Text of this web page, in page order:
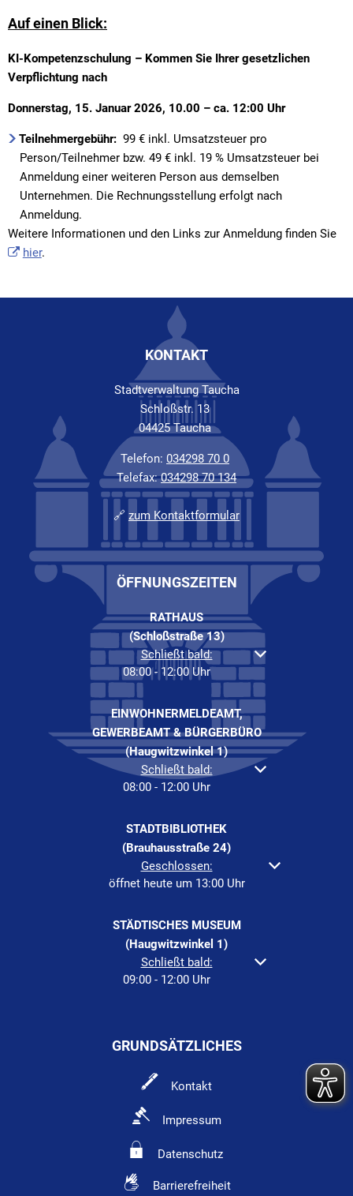
Auf einen Blick:
KI-Kompetenzschulung – Kommen Sie Ihrer gesetzlichen
Verpflichtung nach
Donnerstag, 15. Januar 2026, 10.00 – ca. 12:00 Uhr
Teilnehmergebühr: 99 € inkl. Umsatzsteuer pro
Person/Teilnehmer bzw. 49 € inkl. 19 % Umsatzsteuer bei
Anmeldung einer weiteren Person aus demselben
Unternehmen. Die Rechnungsstellung erfolgt nach
Anmeldung.
Weitere Informationen und den Links zur Anmeldung finden Sie
hier.
KONTAKT
Stadtverwaltung Taucha
Schloßstr. 13
04425 Taucha
Telefon: 034298 70 0
Telefax:034298 70 134
🔗 zum Kontaktformular
ÖFFNUNGSZEITEN
RATHAUS
(Schloßstraße 13)
Klicken, um weitere Öffnungs- oder Schließzeiten
Schließt bald:
08:00- 12:00 Uhr Von 08:00 bis 12:00
EINWOHNERMELDEAMT,
GEWERBEAMT & BÜRGERBÜRO
(Haugwitzwinkel 1)
Klicken, um weitere Öffnungs- oder Schließzeiten
Schließt bald:
08:00 - 12:00 Uhr
STADTBIBLIOTHEK
(Brauhausstraße 24)
Klicken, um weitere Öffnungs- oder Schließzeiten
Geschlossen:
öffnet heute um 13:00 Uhr
STÄDTISCHES MUSEUM
(Haugwitzwinkel 1)
Klicken, um weitere Öffnungs- oder Schließzeiten
Schließt bald:
09:00 - 12:00 Uhr
GRUNDSÄTZLICHES
Kontakt
Impressum
Datenschutz
Barrierefreiheit